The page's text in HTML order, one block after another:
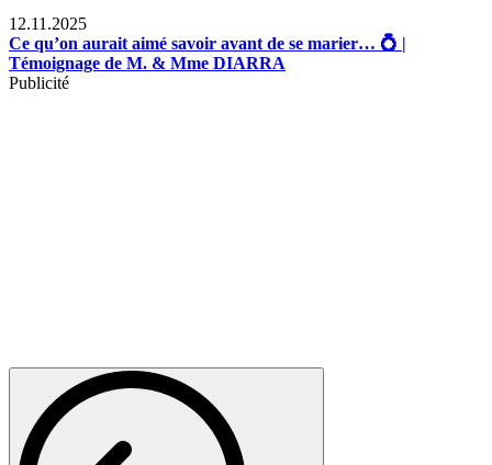
12.11.2025
Ce qu’on aurait aimé savoir avant de se marier… 💍 |
Témoignage de M. & Mme DIARRA
Publicité